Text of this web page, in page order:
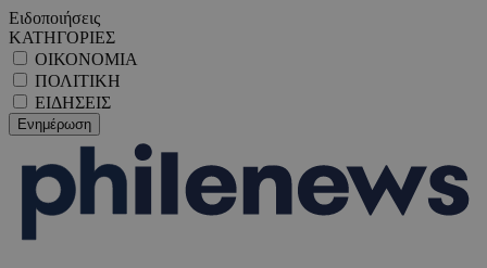
Ειδοποιήσεις
ΚΑΤΗΓΟΡΙΕΣ
ΟΙΚΟΝΟΜΙΑ
ΠΟΛΙΤΙΚΗ
ΕΙΔΗΣΕΙΣ